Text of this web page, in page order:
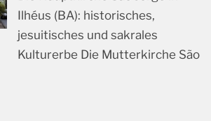
Ilhéus (BA): historisches,
jesuitisches und sakrales
Kulturerbe Die Mutterkirche São